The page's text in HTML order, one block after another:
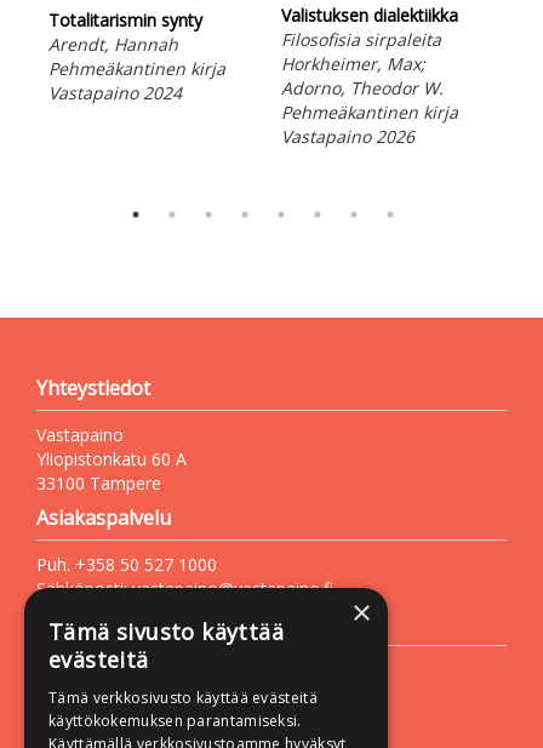
Totalitarismin synty
Arendt, Hannah
Pehmeäkantinen kirja
Vastapaino 2024
Valistuksen dialektiikka
Filosofisia sirpaleita
Horkheimer, Max;
Adorno, Theodor W.
Pehmeäkantinen kirja
Vastapaino 2026
Yhteystiedot
Vastapaino
Yliopistonkatu 60 A
33100 Tampere
Asiakaspalvelu
Puh. +358 50 527 1000
Sähköposti:vastapaino@vastapaino.fi
Lisätietoa
Toimitusehdot
Käyttöohjeet
Tietosuojaseloste
×
Tämä sivusto käyttää
evästeitä
Tämä verkkosivusto käyttää evästeitä
käyttökokemuksen parantamiseksi.
Käyttämällä verkkosivustoamme hyväksyt